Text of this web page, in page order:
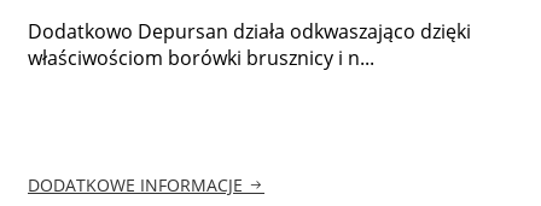
Dodatkowo Depursan działa odkwaszająco dzięki
właściwościom borówki brusznicy i n...
DODATKOWE INFORMACJE